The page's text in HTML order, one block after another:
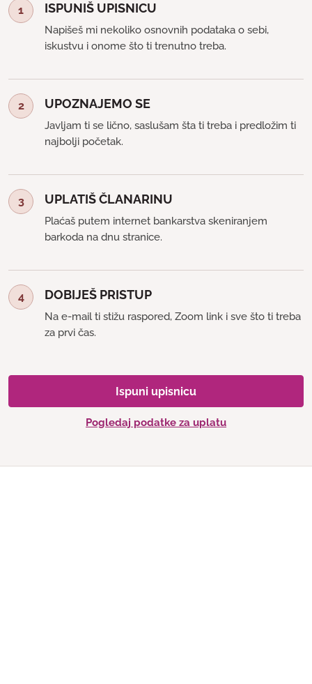
1 ISPUNIŠ UPISNICU
Napišeš mi nekoliko osnovnih podataka o sebi,
iskustvu i onome što ti trenutno treba.
2 UPOZNAJEMO SE
Javljam ti se lično, saslušam šta ti treba i predložim ti
najbolji početak.
3 UPLATIŠ ČLANARINU
Plaćaš putem internet bankarstva skeniranjem
barkoda na dnu stranice.
4 DOBIJEŠ PRISTUP
Na e-mail ti stižu raspored, Zoom link i sve što ti treba
za prvi čas.
Ispuni upisnicu
Pogledaj podatke za uplatu